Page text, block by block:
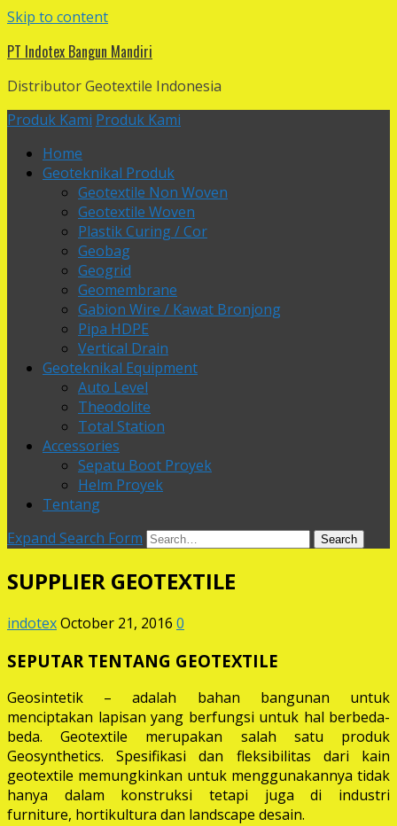
Skip to content
PT Indotex Bangun Mandiri
Distributor Geotextile Indonesia
Produk Kami Produk Kami
Home
Geoteknikal Produk
Geotextile Non Woven
Geotextile Woven
Plastik Curing / Cor
Geobag
Geogrid
Geomembrane
Gabion Wire / Kawat Bronjong
Pipa HDPE
Vertical Drain
Geoteknikal Equipment
Auto Level
Theodolite
Total Station
Accessories
Sepatu Boot Proyek
Helm Proyek
Tentang
Expand Search Form
Search
SUPPLIER GEOTEXTILE
indotexOctober 21, 2016 0
SEPUTAR TENTANG GEOTEXTILE
Geosintetik – adalah bahan bangunan untuk
menciptakan lapisan yang berfungsi untuk hal berbeda-
beda. Geotextile merupakan salah satu produk
Geosynthetics. Spesifikasi dan fleksibilitas dari kain
geotextile memungkinkan untuk menggunakannya tidak
hanya dalam konstruksi tetapi juga di industri
furniture, hortikultura dan landscape desain.